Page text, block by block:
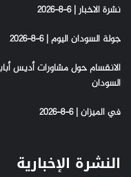
نشرة الاخبار | 6-8-2026
جولة السودان اليوم | 6-8-2026
الانقسام حول مشاورات أديس
السودان
في الميزان | 6-8-2026
النشرة الإخبارية